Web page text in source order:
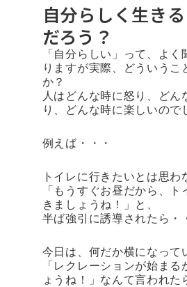
自分らしく生き
だろう？
「自分らしい」って、よく
りますが実際、どういうこ
か？
人はどんな時に怒り、どん
り、どんな時に楽しいので
例えば・・・
トイレに行きたいとは思わ
「もうすぐお昼だから、ト
きましょうね！」と、
半ば強引に誘導されたら・
今日は、何だか横になって
「レクレーションが始まる
ょうね！」なんて言われた